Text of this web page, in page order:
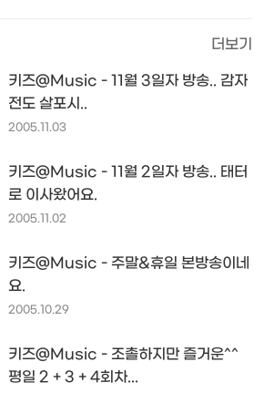
더보기
키즈@Music - 11월 3일자 방송.. 감자
전도 살포시..
2005.11.03
키즈@Music - 11월 2일자 방송.. 태터
로 이사왔어요.
2005.11.02
키즈@Music - 주말&휴일 본방송이네
요.
2005.10.29
키즈@Music - 조촐하지만 즐거운^^
평일 2 + 3 + 4회차...